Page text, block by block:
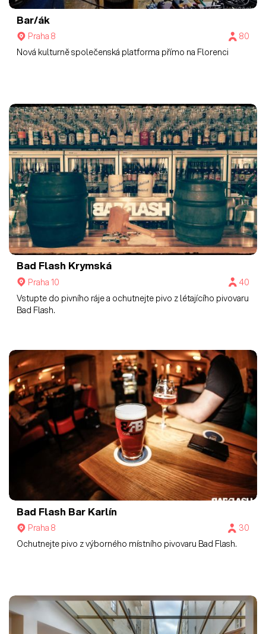
Bar/ák
Praha 8
80
Nová kulturně společenská platforma přímo na Florenci
Bad Flash Krymská
Praha 10
40
Vstupte do pivního ráje a ochutnejte pivo z létajícího pivovaru
Bad Flash.
Bad Flash Bar Karlín
Praha 8
30
Ochutnejte pivo z výborného místního pivovaru Bad Flash.